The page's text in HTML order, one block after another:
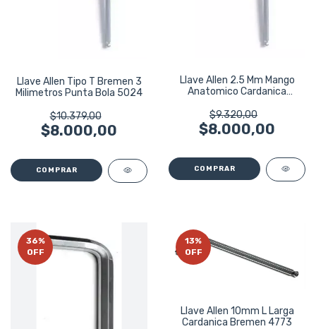
Llave Allen Tipo T Bremen 3
Milimetros Punta Bola 5024
$10.379,00
$8.000,00
Llave Allen 2.5 Mm Mango
Anatomico Cardanica
$9.320,00
$8.000,00
36%
OFF
13%
OFF
Llave Allen 10mm L Larga
Cardanica Bremen 4773